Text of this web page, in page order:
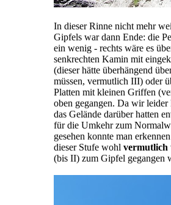
In dieser Rinne nicht mehr
Gipfels war dann Ende: die
ein wenig - rechts wäre es
senkrechten Kamin mit
(dieser hätte überhängend
müssen, vermutlich III) oder
Platten mit kleinen Griffen
oben gegangen. Da wir
das Gelände darüber hatten
für die Umkehr zum
gesehen konnte man
dieser Stufe wohl vermutlich
(bis II) zum Gipfel gegangen